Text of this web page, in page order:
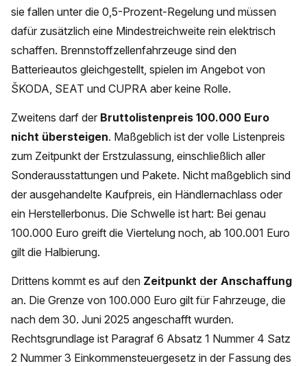
sie fallen unter die 0,5-Prozent-Regelung und müssen
dafür zusätzlich eine Mindestreichweite rein elektrisch
schaffen. Brennstoffzellenfahrzeuge sind den
Batterieautos gleichgestellt, spielen im Angebot von
ŠKODA, SEAT und CUPRA aber keine Rolle.
Zweitens darf der Bruttolistenpreis 100.000 Euro
nicht übersteigen. Maßgeblich ist der volle Listenpreis
zum Zeitpunkt der Erstzulassung, einschließlich aller
Sonderausstattungen und Pakete. Nicht maßgeblich sind
der ausgehandelte Kaufpreis, ein Händlernachlass oder
ein Herstellerbonus. Die Schwelle ist hart: Bei genau
100.000 Euro greift die Viertelung noch, ab 100.001 Euro
gilt die Halbierung.
Drittens kommt es auf den Zeitpunkt der Anschaffung
an. Die Grenze von 100.000 Euro gilt für Fahrzeuge, die
nach dem 30. Juni 2025 angeschafft wurden.
Rechtsgrundlage ist Paragraf 6 Absatz 1 Nummer 4 Satz
2 Nummer 3 Einkommensteuergesetz in der Fassung des